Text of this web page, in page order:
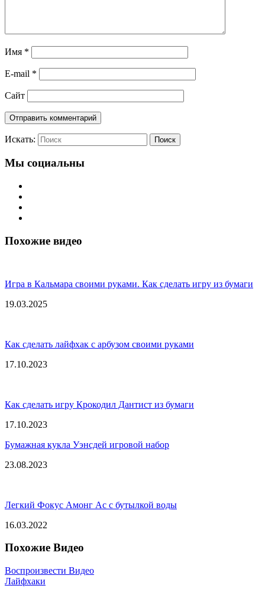
Имя *
E-mail *
Сайт
Искать: Поиск
Мы социальны
Похожие видео
Игра в Кальмара своими руками. Как сделать игру из бумаги
19.03.2025
Как сделать лайфхак с арбузом своими руками
17.10.2023
Как сделать игру Крокодил Дантист из бумаги
17.10.2023
Бумажная кукла Уэнсдей игровой набор
23.08.2023
Легкий Фокус Амонг Ас с бутылкой воды
16.03.2022
Похожие Видео
Воспроизвести Видео
Лайфхаки